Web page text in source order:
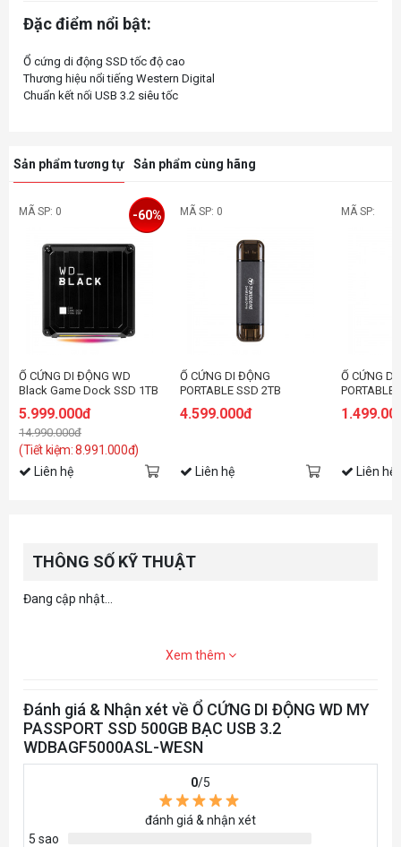
Đặc điểm nổi bật:
Ổ cứng di động SSD tốc độ cao
Thương hiệu nổi tiếng Western Digital
Sản phẩm tương tự Sản phẩm cùng hãng
MÃ SP: 0
Ổ CỨNG DI ĐỘNG WD
Black Game Dock SSD 1TB
5.999.000đ
14.990.000đ
(Tiết kiệm: 8.991.000đ)
-60%
Liên hệ
MÃ SP: 0
Ổ CỨNG DI ĐỘNG
PORTABLE SSD 2TB
3.2 GEN 2X1 ĐEN
4.599.000đ
Liên hệ
MÃ SP:
Ổ CỨNG DI
PORTABLE
3.2 GEN
Liên hệ
THÔNG SỐ KỸ THUẬT
Đang cập nhật...
Xem thêm
Đánh giá & Nhận xét về Ổ CỨNG DI ĐỘNG WD MY
PASSPORT SSD 500GB BẠC USB 3.2
WDBAGF5000ASL-WESN
0/5
đánh giá & nhận xét
5 sao